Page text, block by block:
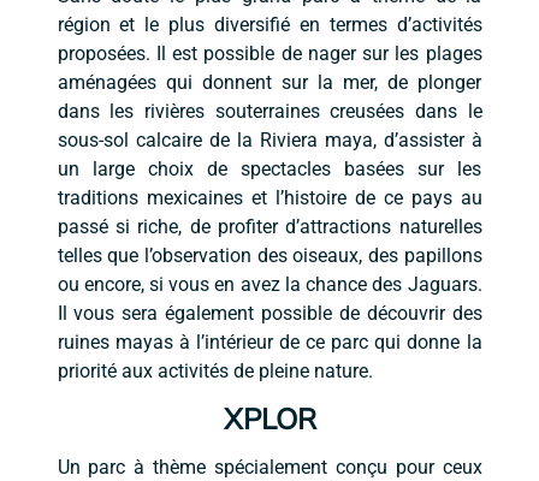
région et le plus diversifié en termes d’activités
proposées. Il est possible de nager sur les plages
aménagées qui donnent sur la mer, de plonger
dans les rivières souterraines creusées dans le
sous-sol calcaire de la Riviera maya, d’assister à
un large choix de spectacles basées sur les
traditions mexicaines et l’histoire de ce pays au
passé si riche, de profiter d’attractions naturelles
telles que l’observation des oiseaux, des papillons
ou encore, si vous en avez la chance des Jaguars.
Il vous sera également possible de découvrir des
ruines mayas à l’intérieur de ce parc qui donne la
priorité aux activités de pleine nature.
XPLOR
Un parc à thème spécialement conçu pour ceux